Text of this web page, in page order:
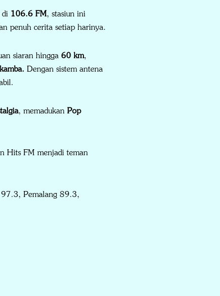
di 106.6 FM, stasiun ini
penuh cerita setiap harinya.
siaran hingga 60 km,
Dengan sistem antena
, memadukan Pop
Hits FM menjadi teman
Pemalang 89.3,